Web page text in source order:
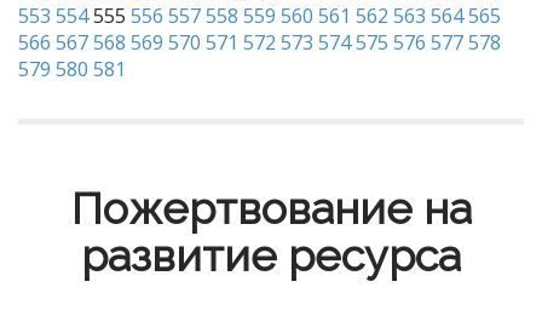
553 554555 556 557558 559 560 561 562 563 564565
566 567568 569 570 571 572 573 574575 576 577578
579 580 581
Пожертвование на
развитие ресурса